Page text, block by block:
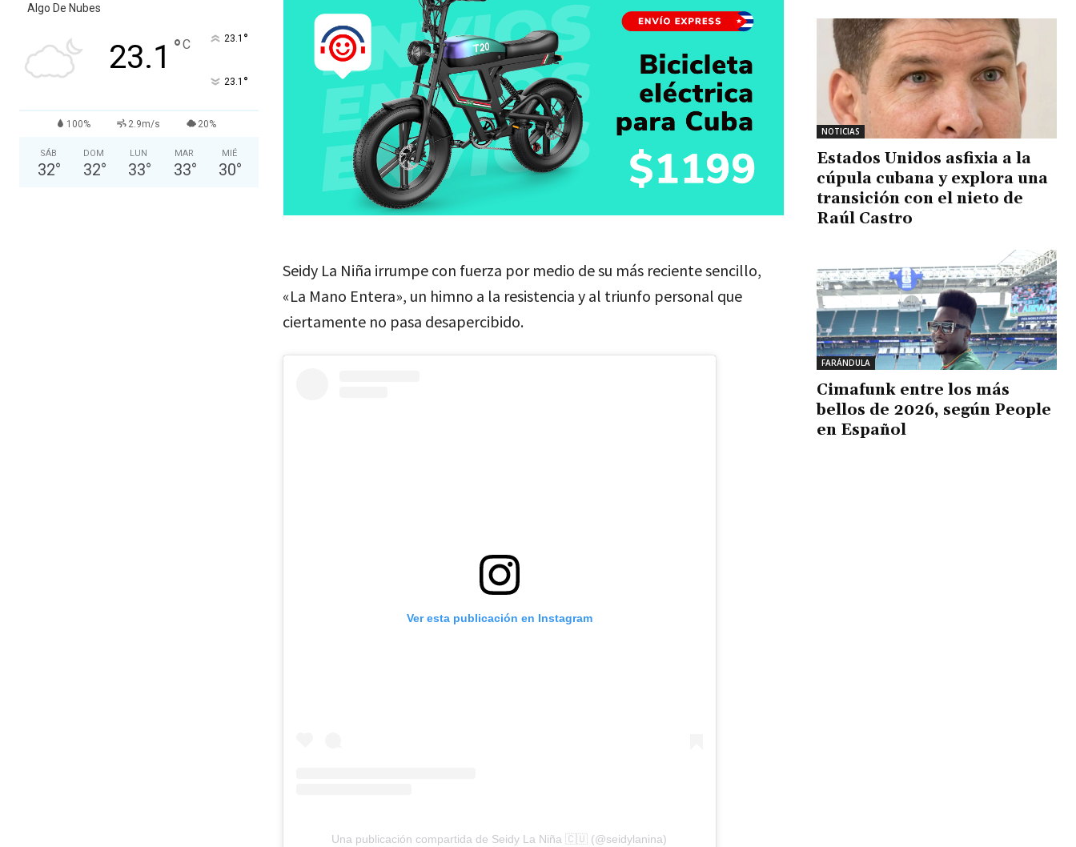
Algo De Nubes
23.1 °C 23.1 °
23.1 °
100% 2.9m/s 20%
SÁB
32°
DOM
32°
LUN
33°
MAR
33°
MIÉ
30°
Seidy La Niña irrumpe con fuerza por medio de su más reciente sencillo,
«La Mano Entera», un himno a la resistencia y al triunfo personal que
ciertamente no pasa desapercibido.
Ver esta publicación en Instagram
Una publicación compartida de Seidy La Niña 🇨🇺 (@seidylanina)
NOTICIAS
Estados Unidos asfixia a la
cúpula cubana y explora una
transición con el nieto de
Raúl Castro
FARÁNDULA
Cimafunk entre los más
bellos de 2026, según People
en Español